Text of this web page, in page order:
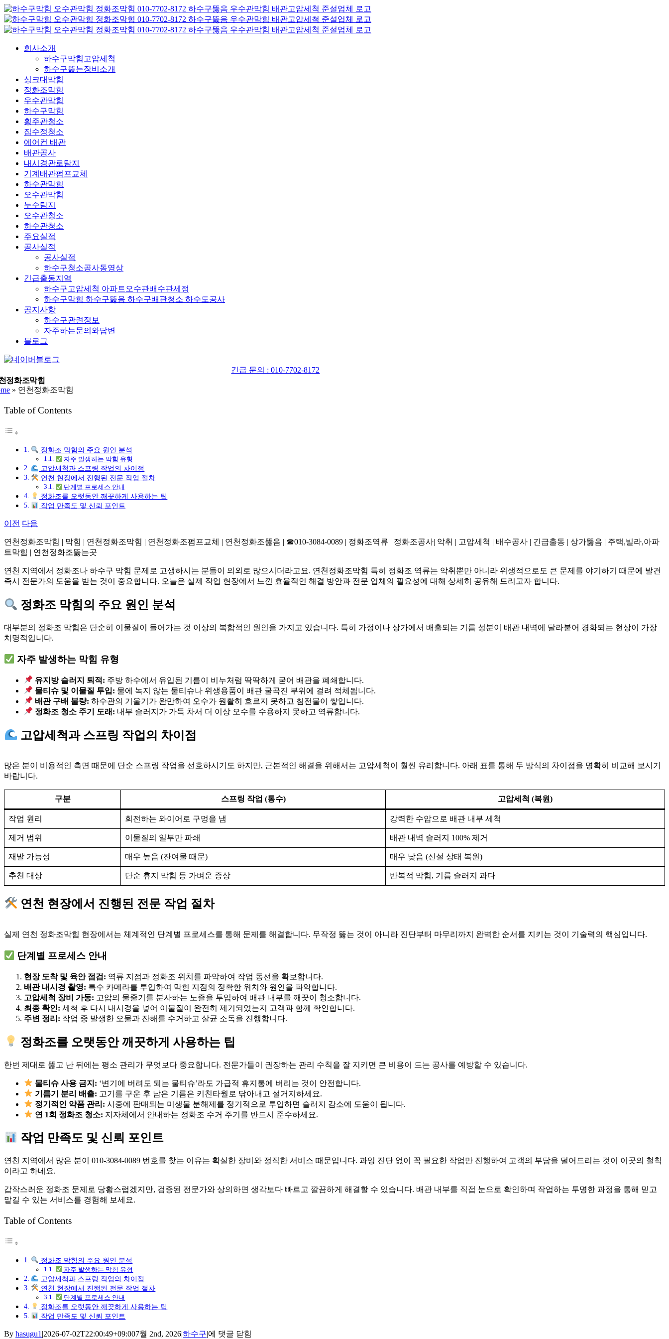
콘
텐
츠
회사소개
하수구막힘고압세척
하수구뚫는장비소개
싱크대막힘
정화조막힘
우수관막힘
하수구막힘
횡주관청소
집수정청소
에어컨 배관
배관공사
내시경관로탐지
기계배관펌프교체
하수관막힘
오수관막힘
누수탐지
오수관청소
하수관청소
주요실적
공사실적
공사실적
하수구청소공사동영상
긴급출동지역
하수구고압세척 아파트오수관배수관세정
하수구막힘 하수구뚫음 하수구배관청소 하수도공사
공지사항
하수구관련정보
자주하는문의와답변
블로그
네
버
블
그
긴급 문의 : 010-7702-8172
정화조막힘
» 연천정화조막힘
Table of Contents
정화조 막힘의 주요 원인 분석
자주 발생하는 막힘 유형
고압세척과 스프링 작업의 차이점
연천 현장에서 진행된 전문 작업 절차
단계별 프로세스 안내
정화조를 오랫동안 깨끗하게 사용하는 팁
작업 만족도 및 신뢰 포인트
이전 다음
연천정화조막힘 | 막힘 | 연천정화조막힘 | 연천정화조펌프교체 | 연천정화조뚫음 | ☎010-3084-0089 | 정화조역류 | 정화조공사| 악취 | 고압세척 | 배수공사 | 긴급출동 | 상가뚫음 | 주택,빌라,아파
트막힘 | 연천정화조뚫는곳
연천 지역에서 정화조나 하수구 막힘 문제로 고생하시는 분들이 의외로 많으시더라고요. 연천정화조막힘 특히 정화조 역류는 악취뿐만 아니라 위생적으로도 큰 문제를 야기하기 때문에 발견
즉시 전문가의 도움을 받는 것이 중요합니다. 오늘은 실제 작업 현장에서 느낀 효율적인 해결 방안과 전문 업체의 필요성에 대해 상세히 공유해 드리고자 합니다.
정화조 막힘의 주요 원인 분석
대부분의 정화조 막힘은 단순히 이물질이 들어가는 것 이상의 복합적인 원인을 가지고 있습니다. 특히 가정이나 상가에서 배출되는 기름 성분이 배관 내벽에 달라붙어 경화되는 현상이 가장
치명적입니다.
자주 발생하는 막힘 유형
유지방 슬러지 퇴적: 주방 하수에서 유입된 기름이 비누처럼 딱딱하게 굳어 배관을 폐쇄합니다.
물티슈 및 이물질 투입: 물에 녹지 않는 물티슈나 위생용품이 배관 굴곡진 부위에 걸려 적체됩니다.
배관 구배 불량: 하수관의 기울기가 완만하여 오수가 원활히 흐르지 못하고 침전물이 쌓입니다.
정화조 청소 주기 도래: 내부 슬러지가 가득 차서 더 이상 오수를 수용하지 못하고 역류합니다.
고압세척과 스프링 작업의 차이점
많은 분이 비용적인 측면 때문에 단순 스프링 작업을 선호하시기도 하지만, 근본적인 해결을 위해서는 고압세척이 훨씬 유리합니다. 아래 표를 통해 두 방식의 차이점을 명확히 비교해 보시기
바랍니다.
구분 스프링 작업 (통수) 고압세척 (복원)
작업 원리 회전하는 와이어로 구멍을 냄 강력한 수압으로 배관 내부 세척
제거 범위 이물질의 일부만 파쇄 배관 내벽 슬러지 100% 제거
재발 가능성 매우 높음 (잔여물 때문) 매우 낮음 (신설 상태 복원)
추천 대상 단순 휴지 막힘 등 가벼운 증상 반복적 막힘, 기름 슬러지 과다
연천 현장에서 진행된 전문 작업 절차
실제 연천 정화조막힘 현장에서는 체계적인 단계별 프로세스를 통해 문제를 해결합니다. 무작정 뚫는 것이 아니라 진단부터 마무리까지 완벽한 순서를 지키는 것이 기술력의 핵심입니다.
단계별 프로세스 안내
현장 도착 및 육안 점검: 역류 지점과 정화조 위치를 파악하여 작업 동선을 확보합니다.
배관 내시경 촬영: 특수 카메라를 투입하여 막힌 지점의 정확한 위치와 원인을 파악합니다.
고압세척 장비 가동: 고압의 물줄기를 분사하는 노즐을 투입하여 배관 내부를 깨끗이 청소합니다.
최종 확인: 세척 후 다시 내시경을 넣어 이물질이 완전히 제거되었는지 고객과 함께 확인합니다.
주변 정리: 작업 중 발생한 오물과 잔해를 수거하고 살균 소독을 진행합니다.
정화조를 오랫동안 깨끗하게 사용하는 팁
한번 제대로 뚫고 난 뒤에는 평소 관리가 무엇보다 중요합니다. 전문가들이 권장하는 관리 수칙을 잘 지키면 큰 비용이 드는 공사를 예방할 수 있습니다.
물티슈 사용 금지: ‘변기에 버려도 되는 물티슈’라도 가급적 휴지통에 버리는 것이 안전합니다.
기름기 분리 배출: 고기를 구운 후 남은 기름은 키친타월로 닦아내고 설거지하세요.
정기적인 약품 관리: 시중에 판매되는 미생물 분해제를 정기적으로 투입하면 슬러지 감소에 도움이 됩니다.
연 1회 정화조 청소: 지자체에서 안내하는 정화조 수거 주기를 반드시 준수하세요.
작업 만족도 및 신뢰 포인트
연천 지역에서 많은 분이 010-3084-0089 번호를 찾는 이유는 확실한 장비와 정직한 서비스 때문입니다. 과잉 진단 없이 꼭 필요한 작업만 진행하여 고객의 부담을 덜어드리는 것이 이곳의 철칙
이라고 하네요.
갑작스러운 정화조 문제로 당황스럽겠지만, 검증된 전문가와 상의하면 생각보다 빠르고 깔끔하게 해결할 수 있습니다. 배관 내부를 직접 눈으로 확인하며 작업하는 투명한 과정을 통해 믿고
맡길 수 있는 서비스를 경험해 보세요.
Table of Contents
정화조 막힘의 주요 원인 분석
자주 발생하는 막힘 유형
고압세척과 스프링 작업의 차이점
연천 현장에서 진행된 전문 작업 절차
단계별 프로세스 안내
정화조를 오랫동안 깨끗하게 사용하는 팁
작업 만족도 및 신뢰 포인트
By hasugu1 |2026-07-02T22:00:49+09:007월 2nd, 2026|하수구|연
에 댓글 닫힘